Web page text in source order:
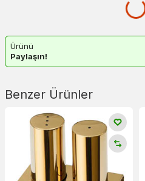
Ürünü
Paylaşın!
Benzer Ürünler